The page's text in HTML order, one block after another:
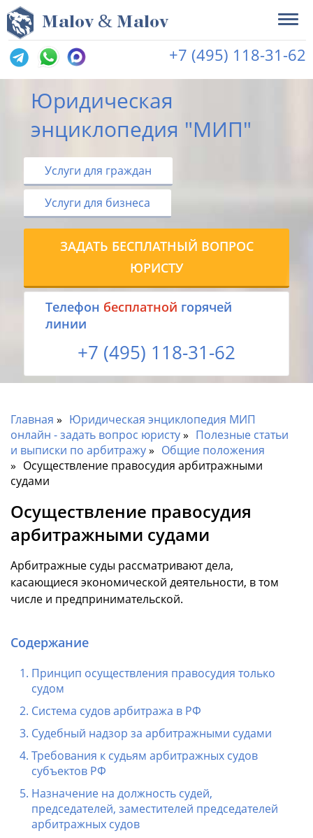
Malov & Malov
+7 (495) 118-31-62
Юридическая
энциклопедия "МИП"
Услуги для граждан
Услуги для бизнеса
ЗАДАТЬ БЕСПЛАТНЫЙ ВОПРОС
ЮРИСТУ
Tелефон бесплатной горячей
линии
+7 (495) 118-31-62
Главная
Юридическая энциклопедия МИП
онлайн - задать вопрос юристу
Полезные статьи
и выписки по арбитражу
Общие положения
Осуществление правосудия арбитражными
судами
Осуществление правосудия
арбитражными судами
Арбитражные суды рассматривают дела,
касающиеся экономической деятельности, в том
числе и предпринимательской.
Содержание
Принцип осуществления правосудия только
судом
Система судов арбитража в РФ
Судебный надзор за арбитражными судами
Требования к судьям арбитражных судов
субъектов РФ
Назначение на должность судей,
председателей, заместителей председателей
арбитражных судов